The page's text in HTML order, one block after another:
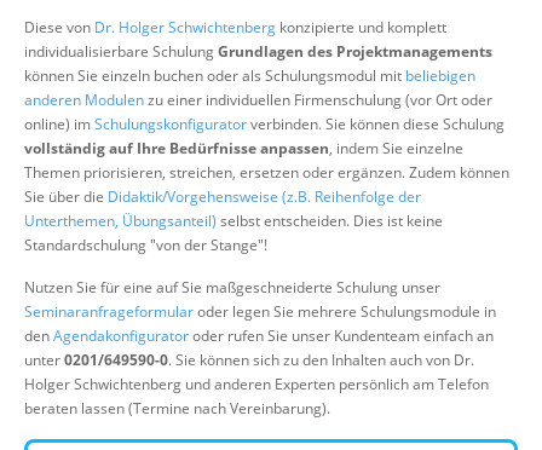
Suche
Diese von Dr. Holger Schwichtenberg konzipierte und komplett
individualisierbare SchulungGrundlagen des Projektmanagements
können Sie einzeln buchen oder als Schulungsmodul mit beliebigen
anderen Modulenzu einer individuellen Firmenschulung (vor Ort oder
online) imSchulungskonfiguratorverbinden. Sie können diese Schulung
vollständig auf Ihre Bedürfnisse anpassen, indem Sie einzelne
Themen priorisieren, streichen, ersetzen oder ergänzen. Zudem können
Sie über die Didaktik/Vorgehensweise (z.B. Reihenfolge der
Unterthemen, Übungsanteil) selbst entscheiden. Dies ist keine
Standardschulung "von der Stange"!
Nutzen Sie für eine auf Sie maßgeschneiderte Schulung unser
Seminaranfrageformularoder legen Sie mehrere Schulungsmodule in
denAgendakonfiguratoroder rufen Sie unser Kundenteam einfach an
unter0201/649590-0. Sie können sich zu den Inhalten auch von Dr.
Holger Schwichtenberg und anderen Experten persönlich am Telefon
beraten lassen (Termine nach Vereinbarung).